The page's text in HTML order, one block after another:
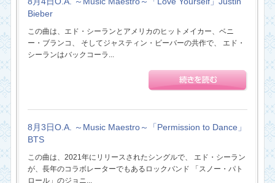
Bieber
この曲は、エド・シーランとアメリカのヒットメイカー、ベニ
ー・ブランコ、 そしてジャスティン・ビーバーの共作で、 エド・
シーランはバックコーラ...
8月3日O.A. ～Music Maestro～「Permission to Dance」
BTS
この曲は、2021年にリリースされたシングルで、 エド・シーラン
が、長年のコラボレーターでもあるロックバンド 「スノー・パト
ロール」のジョニ...